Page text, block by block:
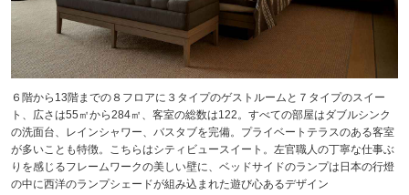
６階から13階までの８フロアに３タイプのゲストルームと７タイプのスイー
ト、広さは55㎡から284㎡、客室の総数は122。すべての部屋はダブルシンク
の洗面台、レインシャワー、バスタブを完備。プライベートテラスのある客室
が多いことも特徴。こちらはシティビュースイート。左官職人の丁寧な仕事ぶ
りを感じるフレームワークの美しい壁に、ベッドサイドのランプは日本の行燈
の中に西洋のランプシェードが組み込まれた遊び心あるデザイン